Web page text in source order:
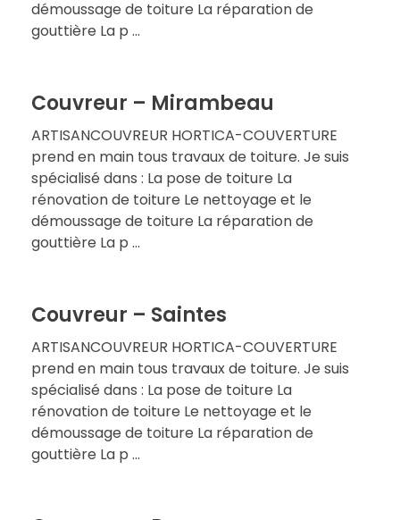
démoussage de toiture La réparation de
gouttière La p ...
Couvreur – Mirambeau
ARTISANCOUVREUR HORTICA-COUVERTURE
prend en main tous travaux de toiture. Je suis
spécialisé dans : La pose de toiture La
rénovation de toiture Le nettoyage et le
démoussage de toiture La réparation de
gouttière La p ...
Couvreur – Saintes
ARTISANCOUVREUR HORTICA-COUVERTURE
prend en main tous travaux de toiture. Je suis
spécialisé dans : La pose de toiture La
rénovation de toiture Le nettoyage et le
démoussage de toiture La réparation de
gouttière La p ...